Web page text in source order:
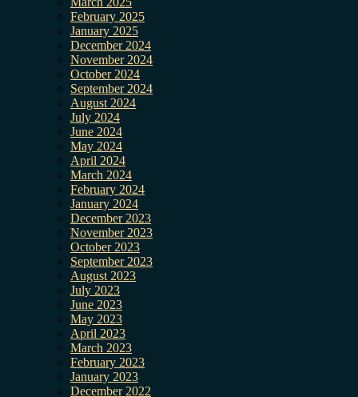
February 2025
January 2025
December 2024
November 2024
October 2024
September 2024
August 2024
July 2024
June 2024
May 2024
April 2024
March 2024
February 2024
January 2024
December 2023
November 2023
October 2023
September 2023
August 2023
July 2023
June 2023
May 2023
April 2023
March 2023
February 2023
January 2023
December 2022